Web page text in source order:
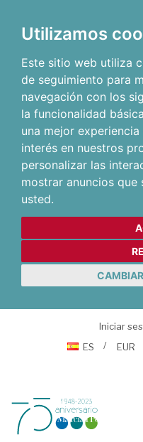
Utilizamos
Este sitio web utiliza
de seguimiento para
navegación con los
la funcionalidad
una mejor
interés en nuestros
personalizar las
mostrar anuncios que
usted.
Iniciar
ES
EUR